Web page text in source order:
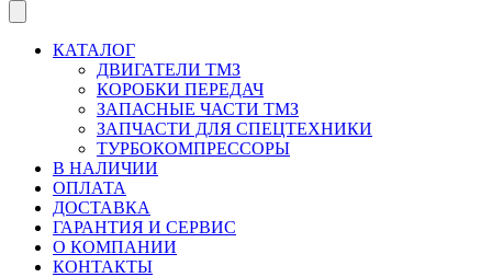
КАТАЛОГ
ДВИГАТЕЛИ ТМЗ
КОРОБКИ ПЕРЕДАЧ
ЗАПАСНЫЕ ЧАСТИ ТМЗ
ЗАПЧАСТИ ДЛЯ СПЕЦТЕХНИКИ
ТУРБОКОМПРЕССОРЫ
В НАЛИЧИИ
ОПЛАТА
ДОСТАВКА
ГАРАНТИЯ И СЕРВИС
О КОМПАНИИ
КОНТАКТЫ